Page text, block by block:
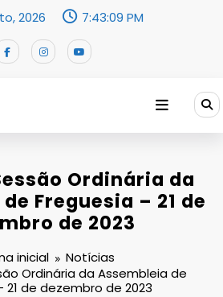
2026 7:43:10 PM
Ordinária da
Freguesia – 21 de
de 2023
inicial
Notícias
Ordinária da Assembleia de
21 de dezembro de 2023